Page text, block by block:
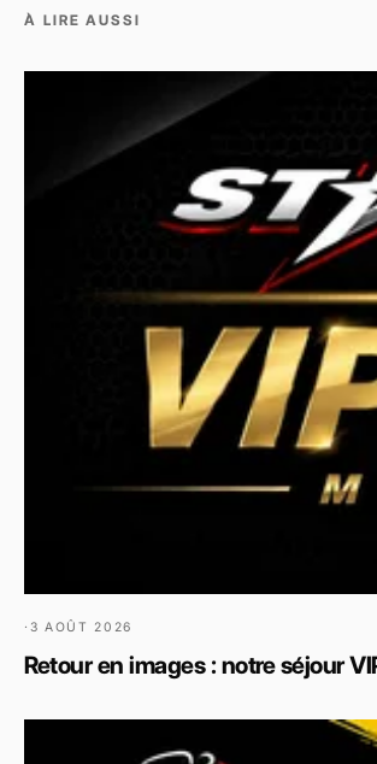
À LIRE AUSSI
· 3 AOÛT 2026
Retour en images : notre séjour